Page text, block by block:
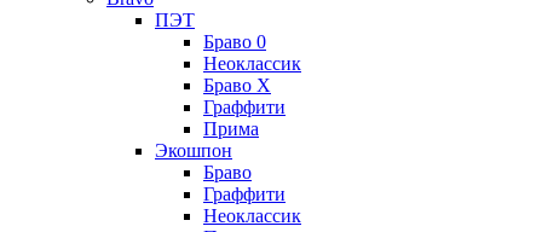
ПЭТ
Браво 0
Неоклассик
Браво Х
Граффити
Прима
Экошпон
Браво
Граффити
Неоклассик